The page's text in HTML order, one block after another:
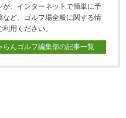
、インターネットで簡単に予
ど、ゴルフ場全般に関する情
用ください。
らんゴルフ編集部の記事一覧